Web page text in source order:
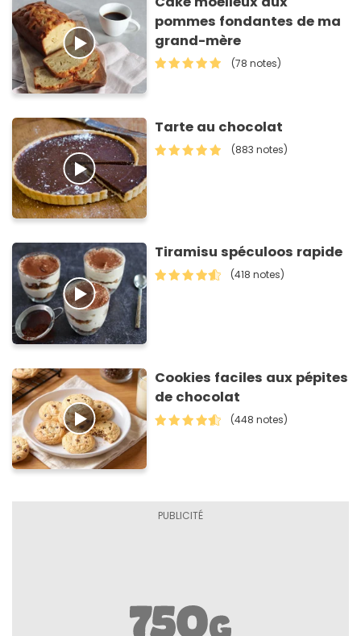
pommes fondantes de ma
grand-mère
(78 notes)
Tarte au chocolat
(883 notes)
Tiramisu spéculoos rapide
(418 notes)
Cookies faciles aux pépites
de chocolat
(448 notes)